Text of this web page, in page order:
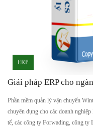
ERP
Giải pháp ERP cho
Phần mềm quản lý vận chuyển
chuyên dụng cho các doanh
tế, các công ty Forwading, công ty